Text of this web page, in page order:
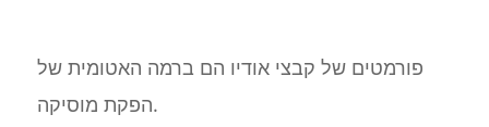
פורמטים של קבצי אודיו הם ברמה האטומית של
הפקת מוסיקה.